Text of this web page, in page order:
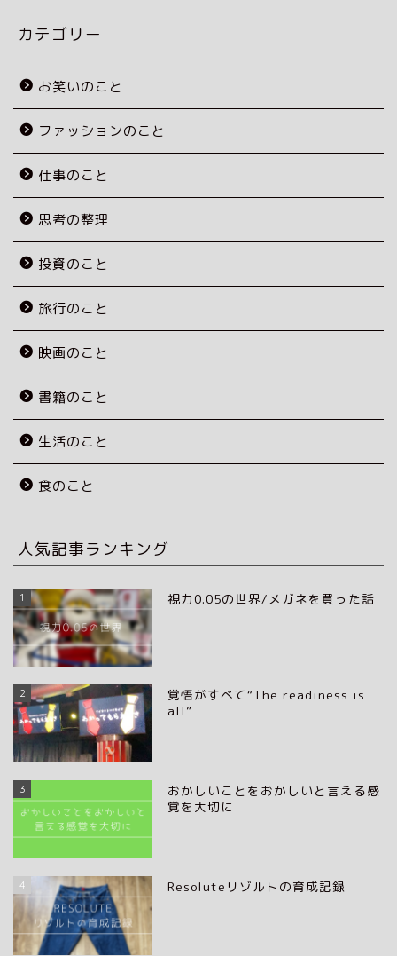
ブ
カテゴリー
お笑いのこと
ファッションのこと
仕事のこと
思考の整理
投資のこと
旅行のこと
映画のこと
書籍のこと
生活のこと
食のこと
人気記事ランキング
1 視力0.05の世界/メガネを買った話
2
覚悟がすべて“The readiness is
all”
3
おかしいことをおかしいと言える感
覚を大切に
4 Resoluteリゾルトの育成記録